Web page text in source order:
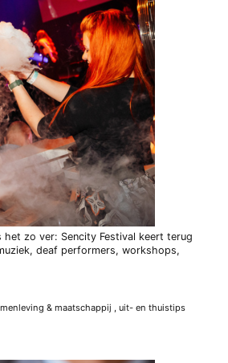
zo ver: Sencity Festival keert terug
deaf performers, workshops,
& maatschappij , uit- en thuistips